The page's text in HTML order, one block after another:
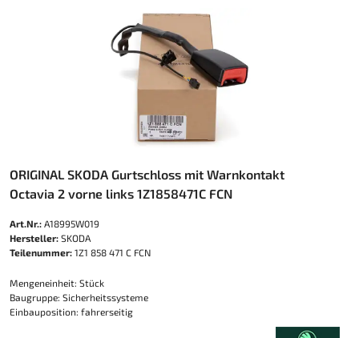
ORIGINAL SKODA Gurtschloss mit Warnkontakt
Octavia 2 vorne links 1Z1858471C FCN
Art.Nr.: A18995W019
Hersteller: SKODA
Teilenummer: 1Z1 858 471 C FCN
Mengeneinheit: Stück
Baugruppe: Sicherheitssysteme
Einbauposition: fahrerseitig